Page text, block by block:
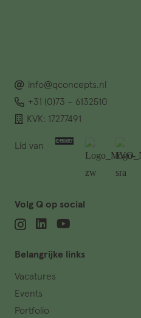
info@qconcepts.nl
+31 (0)73 – 6132510
KVK: 17277491
Lid van
Volg Q op social
Belangrijke links
Vacatures
Events
Portfolio